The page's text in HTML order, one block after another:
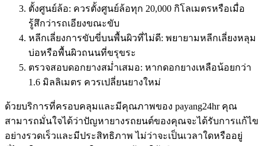
ตั้งศูนย์ล้อ: ควรตั้งศูนย์ล้อทุก 20,000 กิโลเมตรหรือเมื่อ
รู้สึกว่ารถเอียงขณะขับ
หลีกเลี่ยงการขับขี่บนพื้นผิวที่ไม่ดี: พยายามหลีกเลี่ยงหลุม
บ่อหรือพื้นผิวถนนที่ขรุขระ
ตรวจสอบดอกยางสม่ำเสมอ: หากดอกยางเหลือน้อยกว่า
1.6 มิลลิเมตร ควรเปลี่ยนยางใหม่
ด้วยบริการที่ครอบคลุมและมีคุณภาพของ payang24hr คุณ
สามารถมั่นใจได้ว่าปัญหายางรถยนต์ของคุณจะได้รับการแก้ไข
อย่างรวดเร็วและมีประสิทธิภาพ ไม่ว่าจะเป็นเวลาใดหรืออยู่